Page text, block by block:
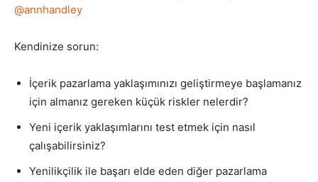
@annhandley
Kendinize sorun:
İçerik pazarlama yaklaşımınızı geliştirmeye başlamanız
için almanız gereken küçük riskler nelerdir?
Yeni içerik yaklaşımlarını test etmek için nasıl
çalışabilirsiniz?
Yenilikçilik ile başarı elde eden diğer pazarlama